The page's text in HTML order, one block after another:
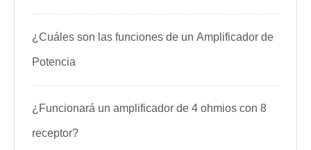
¿Cuáles son las funciones de un Amplificador de
Potencia
¿Funcionará un amplificador de 4 ohmios con 8
receptor?